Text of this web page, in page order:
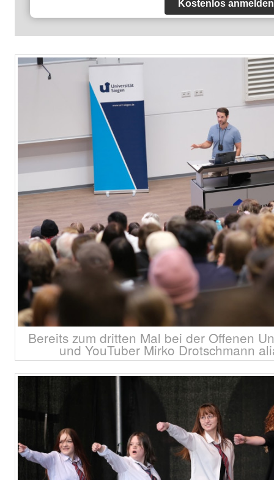
Kostenlos anmelden
Bereits zum dritten Mal bei der Offenen
und YouTuber Mirko Drotschmann